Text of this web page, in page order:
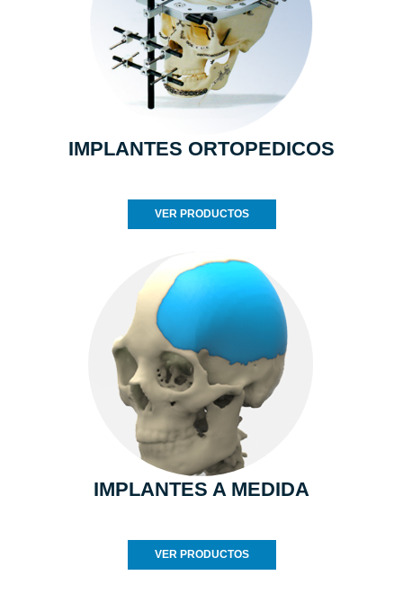
IMPLANTES ORTOPEDICOS
VER PRODUCTOS
IMPLANTES A MEDIDA
VER PRODUCTOS